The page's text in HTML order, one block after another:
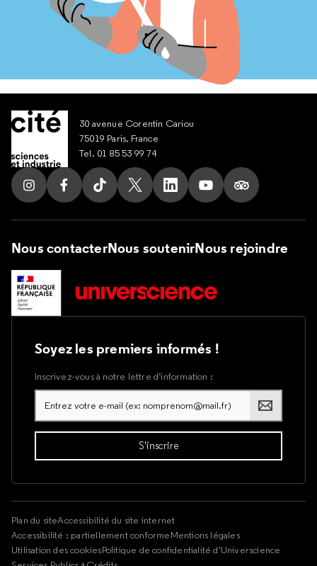
30 avenue Corentin Cariou
75019 Paris, France
Tel. 01 85 53 99 74
Suivez nous sur Instagram
Suivez nous sur Facebook
Suivez nous sur Tik Tok
Suivez nous sur X
Suivez nous sur LinkedIn
Suivez nous sur
Suivez nous
Nous contacterNous soutenirNous rejoindre
Soyez les premiers informés !
Inscrivez-vous à notre lettre d’information :
Plan du siteAccessibilité du site internet
Accessibilité : partiellement conformeMentions légales
Utilisation des cookiesPolitique de confidentialité d'Universcience